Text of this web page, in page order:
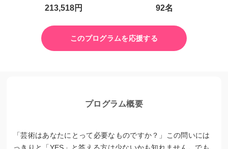
213,518円 92名
このプログラムを応援する
プログラム概要
「芸術はあなたにとって必要なものですか？」この問いには
っきりと「YES」と答える方は少ないかも知れません。でも